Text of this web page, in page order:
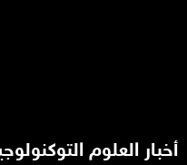
أخبار العلوم